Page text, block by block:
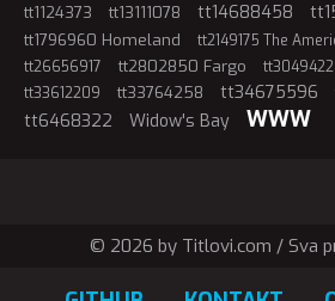
tt1124373 tt13111078 tt14688458
tt1796960 Homeland tt2149175 The
tt26656917 tt2802850 Fargo
tt33612209 tt33764258 tt34675596
tt6468322 Widow's Bay WWW
© 2026 by Titlovi.com / Sva